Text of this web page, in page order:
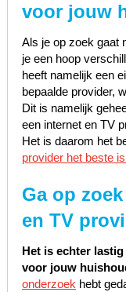
voor jouw
Als je op zoek gaat
je een hoop
heeft namelijk een
bepaalde provider,
Dit is namelijk
een internet en TV
Het is daarom het
provider het beste
Ga op
en TV
Het is echter
voor jouw
onderzoekhebt